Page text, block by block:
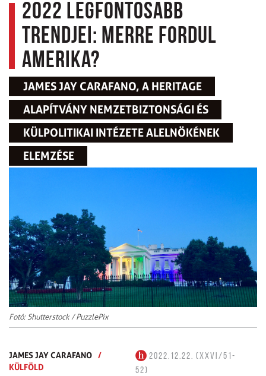
2022 legfontosabb
trendjei: merre fordul
Amerika?
JAMES JAY CARAFANO, A HERITAGE
ALAPÍTVÁNY NEMZETBIZTONSÁGI ÉS
KÜLPOLITIKAI INTÉZETE ALELNÖKÉNEK
ELEMZÉSE
Fotó: Shutterstock / PuzzlePix
JAMES JAY CARAFANO /
KÜLFÖLD
2022.12.22. (XXVI/51-
52)